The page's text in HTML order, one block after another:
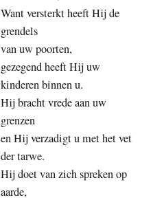
Want versterkt heeft Hij de
grendels
van uw poorten,
gezegend heeft Hij uw
kinderen binnen u.
Hij bracht vrede aan uw
grenzen
en Hij verzadigt u met het vet
der tarwe.
Hij doet van zich spreken op
aarde,